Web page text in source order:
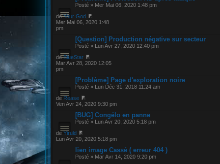
Posté » Mer Mai 06, 2020 1:48 pm
deYour God
Mer Mai 06, 2020 1:48
pm
[Question] Production négative sur secteur
Posté » Lun Avr 27, 2020 12:40 pm
deBlueStar
Mar Avr 28, 2020 12:05
pm
[Problème] Page d'exploration noire
Posté » Lun Déc 31, 2018 11:24 am
de Rease
Ven Avr 24, 2020 9:30 pm
[BUG] Congélo en panne
Posté » Lun Avr 20, 2020 5:18 pm
de Yiruld
Lun Avr 20, 2020 5:18 pm
lien image Cassé ( erreur 404 )
Posté » Mar Avr 14, 2020 9:20 pm